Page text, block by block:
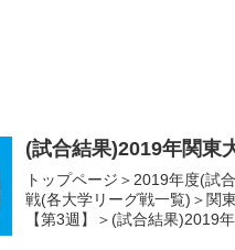
(試合結果)2019年関東
トップページ＞2019年度(試
戦(各大学リーグ戦一覧)＞関
【第3週】＞(試合結果)2019年